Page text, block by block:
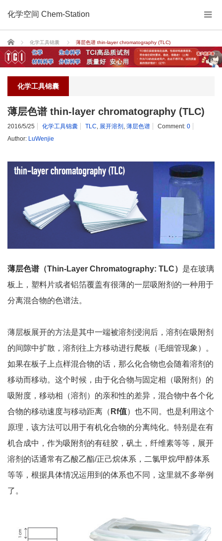
化学空间 Chem-Station
Home 化学工具锦囊 薄层色谱 thin-layer chromatography (TLC)
化学工具锦囊
薄层色谱 thin-layer chromatography (TLC)
2016/5/25 化学工具锦囊 TLC 展开溶剂 薄层色谱 Comment: 0
Author: LuWenjie
薄层色谱（Thin-Layer Chromatography: TLC） 是在玻璃
板上，塑料片或者铝箔覆盖有很薄的一层吸附剂的一种用于
分离混合物的色谱法。
薄层板展开的方法是其中一端被溶剂浸润后，溶剂在吸附剂
的间隙中扩散，溶剂往上方移动进行爬板（毛细管现象）。
如果在板子上点样混合物的话，那么化合物也会随着溶剂的
移动而移动。这个时候，由于化合物与固定相（吸附剂）的
吸附度，移动相（溶剂）的亲和性的差异，混合物中各个化
合物的移动速度与移动距离（ Rf值）也不同。也是利用这个
原理，该方法可以用于有机化合物的分离纯化。特别是在有
机合成中，作为吸附剂的有硅胶，矾土，纤维素等等，展开
溶剂的话通常有乙酸乙酯/正己烷体系，二氯甲烷/甲醇体系
等等，根据具体情况运用到的体系也不同，这里就不多举例
了。